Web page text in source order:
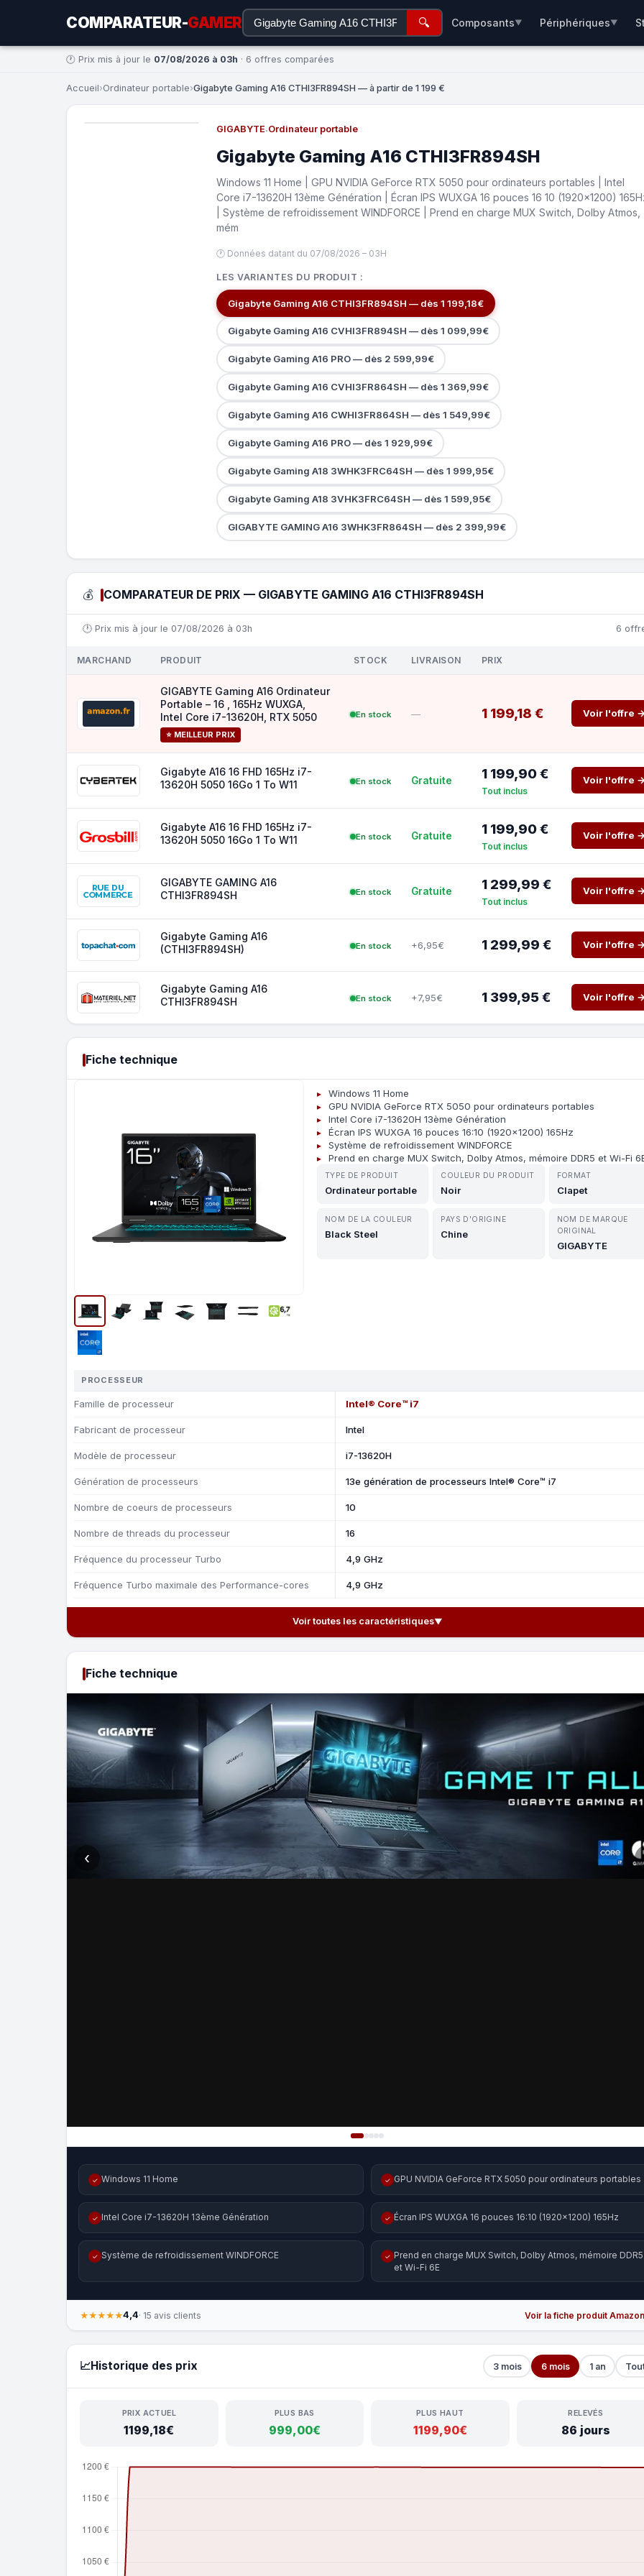
COMPARATEUR-GAMER 🔍 Composants▼ Périphériques▼
🕐 Prix mis à jour le 07/08/2026 à 03h · 6 offres comparées
Accueil›Ordinateur portable›Gigabyte Gaming A16 CTHI3FR894SH — à partir de 1 199 €
GIGABYTE·Ordinateur portable
Gigabyte Gaming A16 CTHI3FR894SH
Windows 11 Home | GPU NVIDIA GeForce RTX 5050 pour ordinateurs portables | Intel
Core i7-13620H 13ème Génération | Écran IPS WUXGA 16 pouces 16 10 (1920x1200)
| Système de refroidissement WINDFORCE | Prend en charge MUX Switch, Dolby Atmos,
mém
🕐 Données datant du 07/08/2026 – 03H
LES VARIANTES DU PRODUIT :
Gigabyte Gaming A16 CTHI3FR894SH — dès 1 199,18€
Gigabyte Gaming A16 CVHI3FR894SH — dès 1 099,99€
Gigabyte Gaming A16 PRO — dès 2 599,99€
Gigabyte Gaming A16 CVHI3FR864SH — dès 1 369,99€
Gigabyte Gaming A16 CWHI3FR864SH — dès 1 549,99€
Gigabyte Gaming A16 PRO — dès 1 929,99€
Gigabyte Gaming A18 3WHK3FRC64SH — dès 1 999,95€
Gigabyte Gaming A18 3VHK3FRC64SH — dès 1 599,95€
GIGABYTE GAMING A16 3WHK3FR864SH — dès 2 399,99€
💰 COMPARATEUR DE PRIX — GIGABYTE GAMING A16 CTHI3FR894SH
🕐 Prix mis à jour le 07/08/2026 à 03h 6
MARCHAND PRODUIT STOCK LIVRAISON PRIX
GIGABYTE Gaming A16 Ordinateur
Portable – 16 , 165Hz WUXGA,
Intel Core i7-13620H, RTX 5050
⭐ MEILLEUR PRIX
En stock — 1 199,18 € Voir l'offre
Gigabyte A16 16 FHD 165Hz i7-
13620H 5050 16Go 1 To W11
En stock Gratuite 1 199,90 €
Tout inclus
Voir l'offre
Gigabyte A16 16 FHD 165Hz i7-
13620H 5050 16Go 1 To W11
En stock Gratuite 1 199,90 €
Tout inclus
Voir l'offre
GIGABYTE GAMING A16
CTHI3FR894SH
En stock Gratuite 1 299,99 €
Tout inclus
Voir l'offre
Gigabyte Gaming A16
(CTHI3FR894SH)
En stock +6,95€ 1 299,99 € Voir l'offre
Gigabyte Gaming A16
CTHI3FR894SH
En stock +7,95€ 1 399,95 € Voir l'offre
Fiche technique
Windows 11 Home
GPU NVIDIA GeForce RTX 5050 pour ordinateurs portables
Intel Core i7-13620H 13ème Génération
Écran IPS WUXGA 16 pouces 16:10 (1920x1200) 165Hz
Système de refroidissement WINDFORCE
Prend en charge MUX Switch, Dolby Atmos, mémoire DDR5 et Wi-Fi
TYPE DE PRODUIT
Ordinateur portable
COULEUR DU PRODUIT
Noir
FORMAT
Clapet
NOM DE LA COULEUR
Black Steel
PAYS D'ORIGINE
Chine
NOM DE MARQUE
ORIGINAL
GIGABYTE
PROCESSEUR
Famille de processeur Intel® Core™ i7
Fabricant de processeur Intel
Modèle de processeur i7-13620H
Génération de processeurs 13e génération de processeurs Intel® Core™ i7
Nombre de coeurs de processeurs 10
Nombre de threads du processeur 16
Fréquence du processeur Turbo 4,9 GHz
Fréquence Turbo maximale des Performance-cores 4,9 GHz
Voir toutes les caractéristiques▼
Fiche technique
‹
✓ Windows 11 Home ✓ GPU NVIDIA GeForce RTX 5050 pour ordinateurs portables
✓ Intel Core i7-13620H 13ème Génération ✓ Écran IPS WUXGA 16 pouces 16:10 (1920x1200) 165Hz
✓ Système de refroidissement WINDFORCE ✓ Prend en charge MUX Switch, Dolby Atmos, mémoire DDR5
et Wi-Fi 6E
★★★★★4,4· 15 avis clients Voir la fiche produit
📈Historique des prix 3 mois 6 mois 1 an
PRIX ACTUEL
1199,18€
PLUS BAS
999,00€
PLUS HAUT
1199,90€
RELEVÉS
86 jours